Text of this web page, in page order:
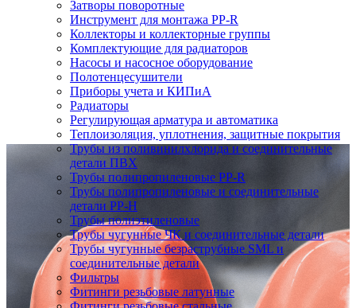
Затворы поворотные
Инструмент для монтажа PP-R
Коллекторы и коллекторные группы
Комплектующие для радиаторов
Насосы и насосное оборудование
Полотенцесушители
Приборы учета и КИПиА
Радиаторы
Регулирующая арматура и автоматика
Теплоизоляция, уплотнения, защитные покрытия
Трубы из поливинилхлорида и соединительные
детали ПВХ
Трубы полипропиленовые PP-R
Трубы полипропиленовые и соединительные
детали PP-H
Трубы полиэтиленовые
Трубы чугунные ЧК и соединительные детали
Трубы чугунные безраструбные SML и
соединительные детали
Фильтры
Фитинги резьбовые латунные